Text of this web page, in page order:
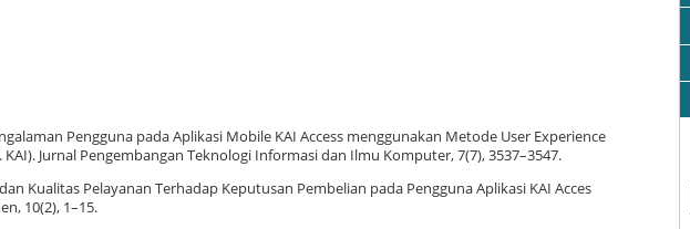
Pengguna pada Aplikasi Mobile KAI Access menggunakan Metode User Experience
Jurnal Pengembangan Teknologi Informasi dan Ilmu Komputer, 7(7), 3537–3547.
Kualitas Pelayanan Terhadap Keputusan Pembelian pada Pengguna Aplikasi KAI Acces
10(2), 1–15.